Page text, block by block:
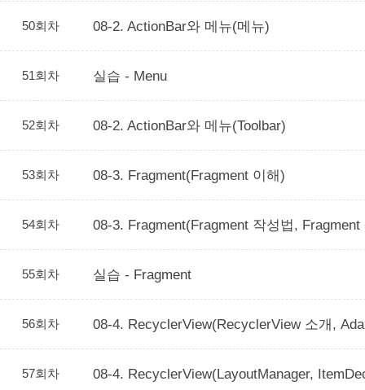
50회차 08-2. ActionBar와 메뉴(메뉴)
51회차 실습 - Menu
52회차 08-2. ActionBar와 메뉴(Toolbar)
53회차 08-3. Fragment(Fragment 이해)
54회차 08-3. Fragment(Fragment 작성법,
55회차 실습 - Fragment
56회차 08-4. RecyclerView(RecyclerView 소개,
57회차 08-4. RecyclerView(LayoutManager,